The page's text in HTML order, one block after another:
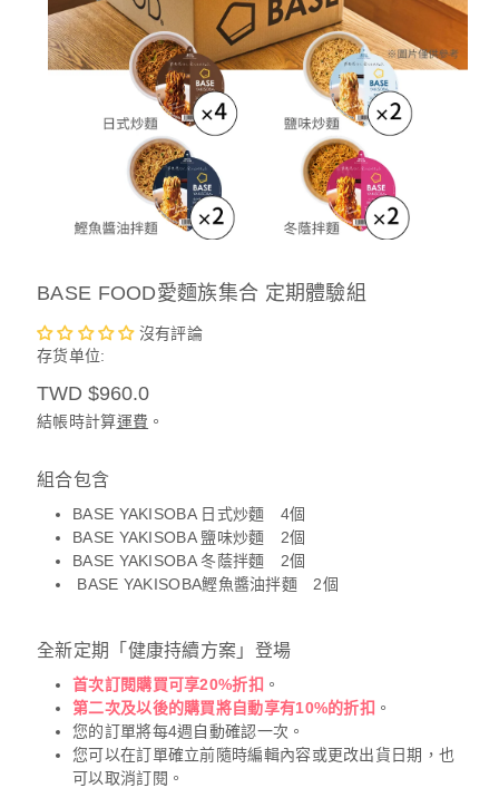
資
BASE FOOD愛麵族集合 定期體驗組
沒有評論
存货单位:
定
價
TWD $960.0
結帳時計算運費 。
組合包含
BASE YAKISOBA 日式炒麵 4個
BASE YAKISOBA 鹽味炒麵 2個
BASE YAKISOBA 冬蔭拌麵 2個
BASE YAKISOBA鰹魚醬油拌麵 2個
全新定期「健康持續方案」登場
首次訂閱購買可享20%折扣 。
第二次及以後的購買將自動享有10%的折扣 。
您的訂單將每4週自動確認一次。
您可以在訂單確立前隨時編輯內容或更改出貨日期，也
可以取消訂閱。